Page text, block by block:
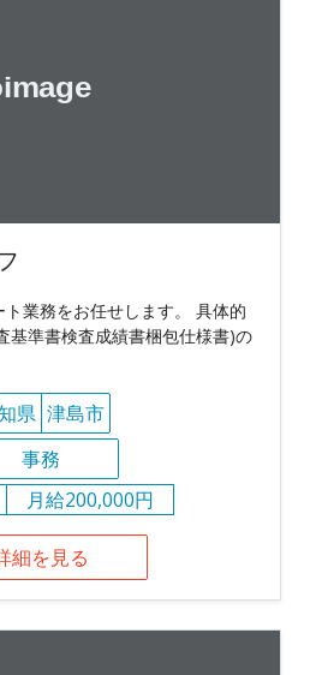
業務をお任せします。 具体的
基準書検査成績書梱包仕様書)の
県 津島市
事務
月給200,000円
細を見る